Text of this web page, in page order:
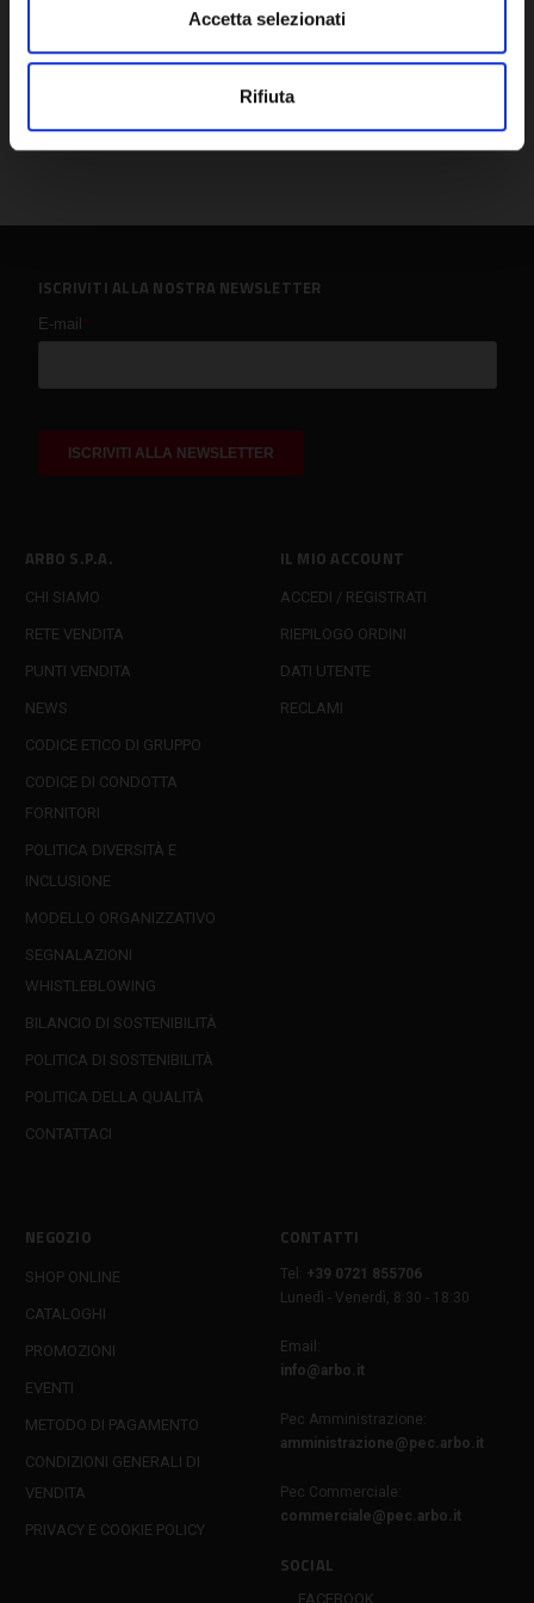
Accetta selezionati
Rifiuta
ARBO S.P.A.
CHI SIAMO
RETE VENDITA
PUNTI VENDITA
NEWS
CODICE ETICO DI GRUPPO
CODICE DI CONDOTTA
FORNITORI
POLITICA DIVERSITÀ E
INCLUSIONE
MODELLO ORGANIZZATIVO
SEGNALAZIONI
WHISTLEBLOWING
BILANCIO DI SOSTENIBILITÀ
POLITICA DI SOSTENIBILITÀ
POLITICA DELLA QUALITÀ
CONTATTACI
IL MIO ACCOUNT
ACCEDI / REGISTRATI
RIEPILOGO ORDINI
DATI UTENTE
RECLAMI
NEGOZIO
SHOP ONLINE
CATALOGHI
PROMOZIONI
EVENTI
METODO DI PAGAMENTO
CONDIZIONI GENERALI DI
VENDITA
PRIVACY E COOKIE POLICY
CONTATTI
Tel:
+39 0721 855706
Lunedì - Venerdì, 8:30 - 18:30
Email:
info@arbo.it
Pec Amministrazione:
amministrazione@pec.arbo.it
Pec Commerciale:
commerciale@pec.arbo.it
SOCIAL
FACEBOOK
ISCRIVITI ALLA NOSTRA NEWSLETTER